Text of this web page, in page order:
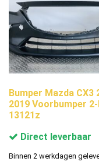
Bumper Mazda CX3
2019 Voorbumper
13121z
Direct leverbaar
Binnen 2 werkdagen